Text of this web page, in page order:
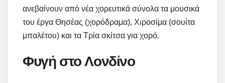
ανεβαίνουν από νέα χορευτικά σύνολα τα μουσικά
του έργα Θησέας (χορόδραμα), Χιροσίμα (σουίτα
μπαλέτου) και τα Τρία σκίτσα για χορό.
Φυγή στο Λονδίνο